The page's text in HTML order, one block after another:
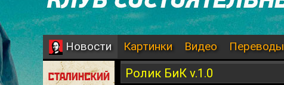
Новости Картинки Видео Переводы
Ролик БиК v.1.0